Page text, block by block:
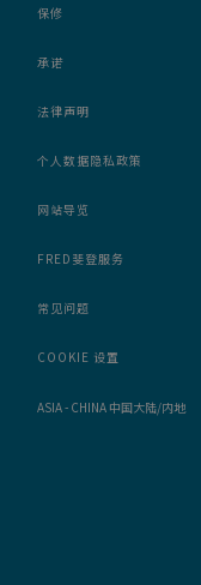
保修
承诺
法律声明
个人数据隐私政策
网站导览
FRED斐登服务
常见问题
COOKIE 设置
ASIA - CHINA 中国大陆/内地